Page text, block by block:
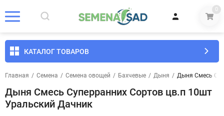
0
КАТАЛОГ ТОВАРОВ
Главная / Семена / Семена овощей / Бахчевые / Дыня / Дыня Смесь
Дыня Смесь Суперранних Сортов цв.п 10шт
Уральский Дачник